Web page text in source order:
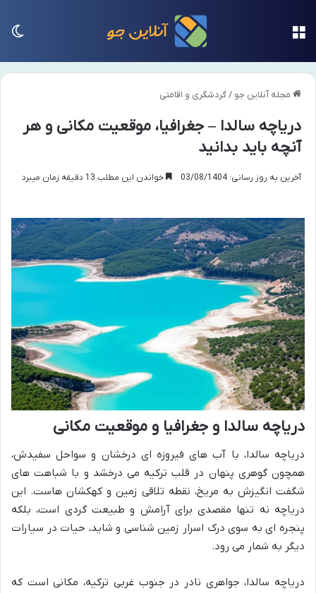
مجله آنلاین جو /گردشگری و اقامتی
دریاچه سالدا – جغرافیا، موقعیت مکانی و هر
آنچه باید بدانید
آخرین به روز رسانی: 03/08/1404 خواندن این مطلب 13 دقیقه زمان میبرد
دریاچه سالدا و جغرافیا و موقعیت مکانی
دریاچه سالدا، با آب های فیروزه ای درخشان و سواحل سفیدش،
همچون گوهری پنهان در قلب ترکیه می درخشد و با شباهت های
شگفت انگیزش به مریخ، نقطه تلاقی زمین و کهکشان هاست. این
دریاچه نه تنها مقصدی برای آرامش و طبیعت گردی است، بلکه
پنجره ای به سوی درک اسرار زمین شناسی و شاید، حیات در سیارات
دیگر به شمار می رود.
دریاچه سالدا، جواهری نادر در جنوب غربی ترکیه، مکانی است که